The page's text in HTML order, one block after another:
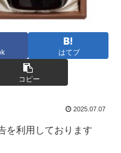
はてブ
コピー
2025.07.07
を利用しております